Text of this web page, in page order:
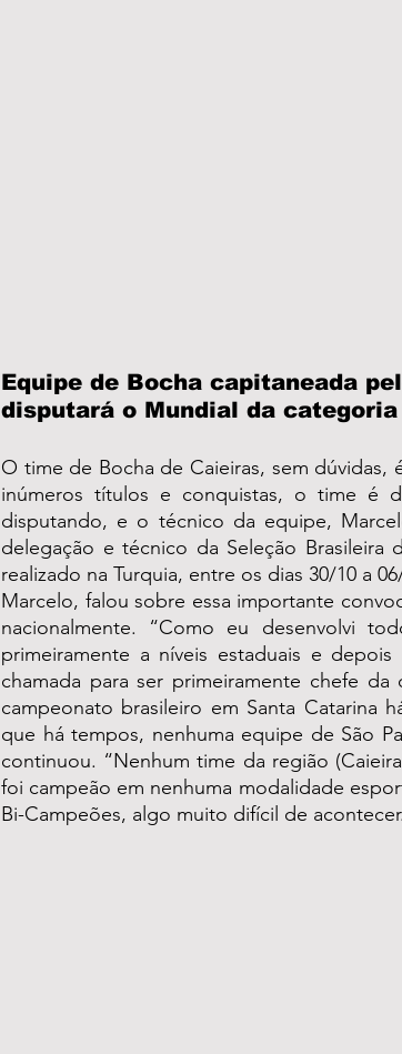
Equipe de Bocha capitaneada
disputará o Mundial da
O time de Bocha de Caieiras, sem
inúmeros títulos e conquistas, o time é
disputando, e o técnico da equipe,
delegação e técnico da Seleção
realizado na Turquia, entre os dias 30/10 a
Marcelo, falou sobre essa importante
nacionalmente. “Como eu desenvolvi
primeiramente a níveis estaduais e
chamada para ser primeiramente chefe
campeonato brasileiro em Santa Catarina
que há tempos, nenhuma equipe de São
continuou. “Nenhum time da região
foi campeão em nenhuma modalidade
Bi-Campeões, algo muito difícil de